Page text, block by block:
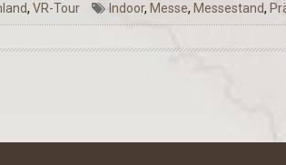
, VR-Tour Indoor, Messe, Messestand,